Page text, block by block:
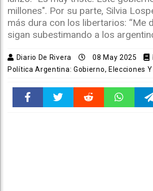
millones". Por su parte, Silvia
más dura con los libertarios: “Me
sigan subestimando a los
Diario De Rivera 08 May 2025
Política Argentina: Gobierno, Elecciones